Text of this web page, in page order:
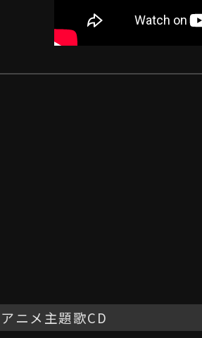
アニメ主題歌CD